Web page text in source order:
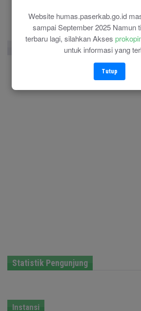
Website humas.paserkab.go.id
sampai September 2025 Namun
terbaru lagi, silahkan Akses
untuk informasi yang
Tutup
Facebook Page Twitter
Statistik Pengunjung
Instansi